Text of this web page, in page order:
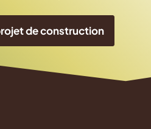
de construction